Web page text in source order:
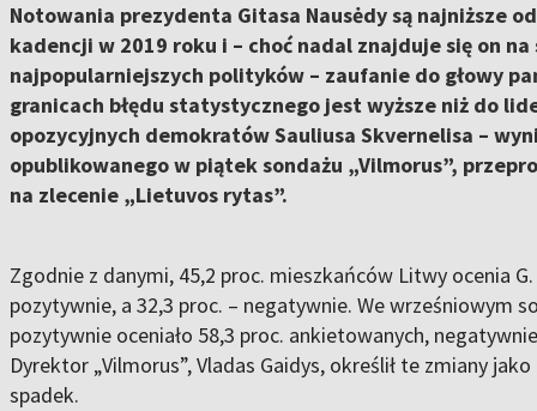
Notowania prezydenta Gitasa Nausėdy są najniższe
kadencji w 2019 roku i – choć nadal znajduje się on
najpopularniejszych polityków – zaufanie do głowy
granicach błędu statystycznego jest wyższe niż do
opozycyjnych demokratów Sauliusa Skvernelisa –
opublikowanego w piątek sondażu „Vilmorus”,
na zlecenie „Lietuvos rytas”.
Zgodnie z danymi, 45,2 proc. mieszkańców Litwy ocenia
pozytywnie, a 32,3 proc. – negatywnie. We wrześniowym
pozytywnie oceniało 58,3 proc. ankietowanych,
Dyrektor „Vilmorus”, Vladas Gaidys, określił te zmiany
spadek.